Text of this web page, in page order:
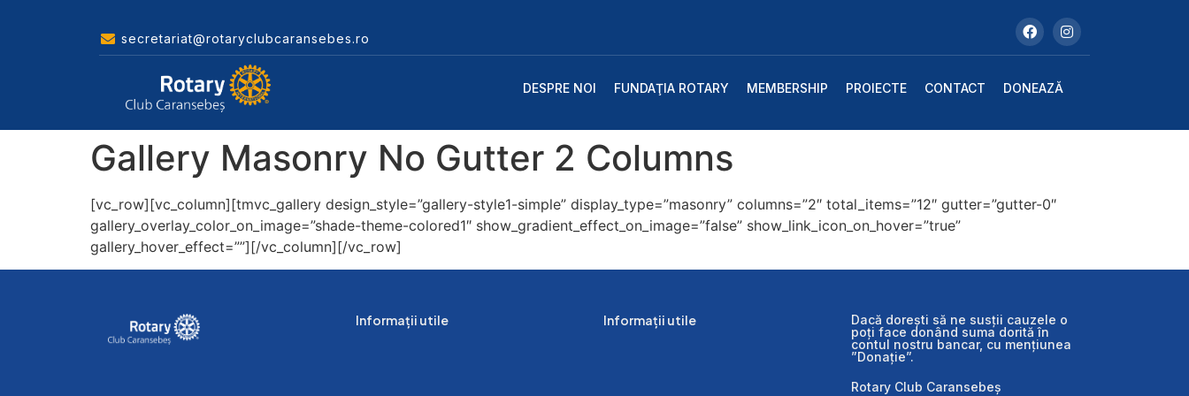
secretariat@rotaryclubcaransebes.ro
DESPRE NOI FUNDAŢIA ROTARY MEMBERSHIP PROIECTE CONTACT DONEAZĂ
Gallery Masonry No Gutter 2 Columns
[vc_row][vc_column][tmvc_gallery design_style=”gallery-style1-simple” display_type=”masonry” columns=”2″ total_items=”12″ gutter=”gutter-0″
gallery_overlay_color_on_image=”shade-theme-colored1″ show_gradient_effect_on_image=”false” show_link_icon_on_hover=”true”
gallery_hover_effect=””][/vc_column][/vc_row]
Informații utile Informații utile
Dacă dorești să ne susții cauzele o
poți face donând suma dorită în
contul nostru bancar, cu mențiunea
”Donație”.
Rotary Club Caransebeș